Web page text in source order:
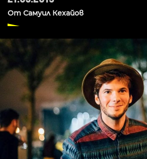
От Самуил Кехайов